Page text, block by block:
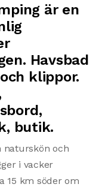
är en
Havsbad
klippor.
butik.
naturskön och
i vacker
15 km söder om